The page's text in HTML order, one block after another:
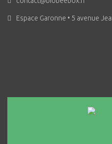
Espace Garonne • 5 avenue